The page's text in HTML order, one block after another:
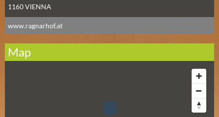
E
I
T
A
G
(
1160VIENNA
www.ragnarhof.at
Map